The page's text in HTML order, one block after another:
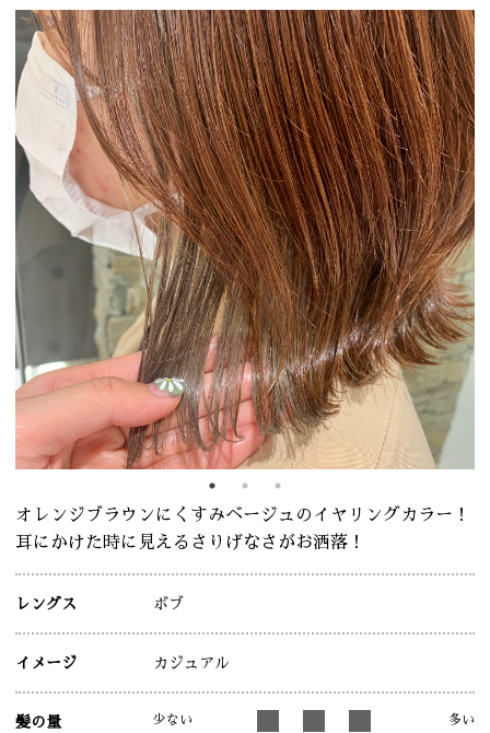
オレンジブラウンにくすみベージュのイヤリングカラー！
耳にかけた時に見えるさりげなさがお洒落！
レングス ボブ
イメージ カジュアル
髪の量 少ない 多い